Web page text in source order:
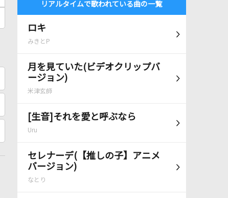
リアルタイムで歌われている曲の一覧
ロキ
みきとP
月を見ていた(ビデオクリップバ
ージョン)
米津玄師
[生音]それを愛と呼ぶなら
Uru
セレナーデ(【推しの子】アニメ
バージョン)
なとり